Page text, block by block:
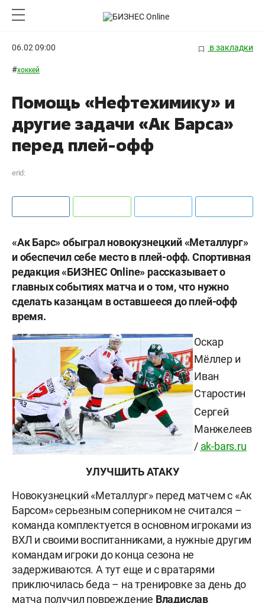
06.02 09:00 в закладки
#хоккей
Помощь «Нефтехимику» и
другие задачи «Ак Барса»
перед плей-офф
erid:
«Ак Барс» обыграл новокузнецкий «Металлург»
и обеспечил себе место в плей-офф. Спортивная
редакция «БИЗНЕС Online» рассказывает о
главных событиях матча и о том, что нужно
сделать казанцам в оставшееся до плей-офф
время.
Оскар
Мёллер и
Иван
Старостин
Сергей
Манжелеев
/ ak-bars.ru
УЛУЧШИТЬ АТАКУ
Новокузнецкий «Металлург» перед матчем с «Ак
Барсом» серьезным соперником не считался –
команда комплектуется в основном игроками из
ВХЛ и своими воспитанниками, а нужные другим
командам игроки до конца сезона не
задерживаются. А тут еще и с вратарями
приключилась беда – на тренировке за день до
матча получил повреждение Владислав